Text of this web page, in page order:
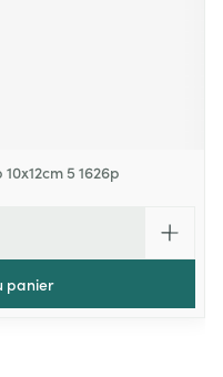
5 1626p
panier